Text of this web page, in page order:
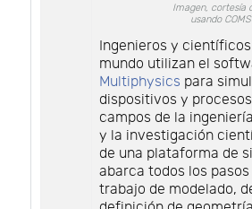
Imagen, cortesía
usando
Ingenieros y
mundo utilizan el
Multiphysics para
dispositivos y
campos de la
y la investigación
de una plataforma de
abarca todos los
trabajo de modelado,